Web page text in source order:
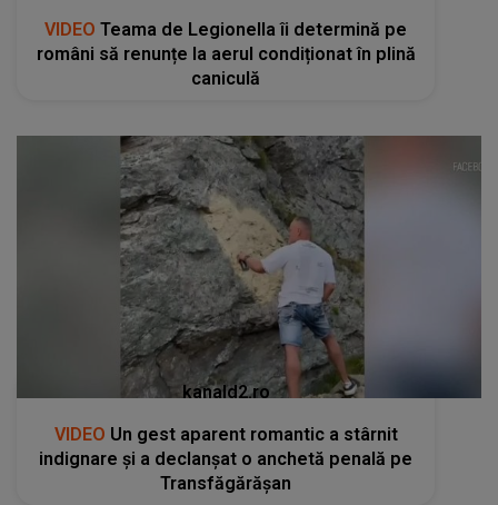
VIDEO Teama de Legionella îi determină pe
români să renunțe la aerul condiționat în plină
caniculă
kanald2.ro
VIDEO Un gest aparent romantic a stârnit
indignare și a declanșat o anchetă penală pe
Transfăgărășan